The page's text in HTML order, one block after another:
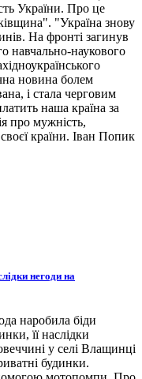
України. Про це
"Україна знову
На фронті загинув
навчально-наукового
новина болем
і стала черговим
наша країна за
про мужність,
країни. Іван Попик
негоди на
наробила біди
її наслідки
у селі Влащинці
будинки.